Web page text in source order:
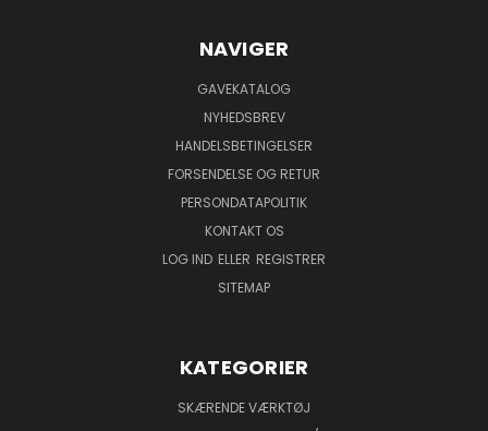
NAVIGER
GAVEKATALOG
NYHEDSBREV
HANDELSBETINGELSER
FORSENDELSE OG RETUR
PERSONDATAPOLITIK
KONTAKT OS
LOG IND ELLER REGISTRER
SITEMAP
KATEGORIER
SKÆRENDE VÆRKTØJ